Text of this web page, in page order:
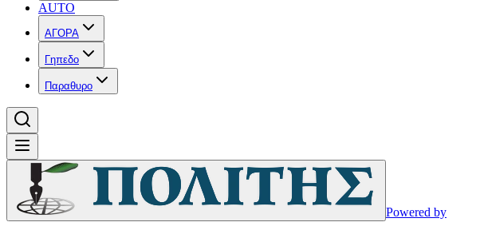
AUTO
ΑΓΟΡΑ
Γηπεδο
Παραθυρο
Powered by